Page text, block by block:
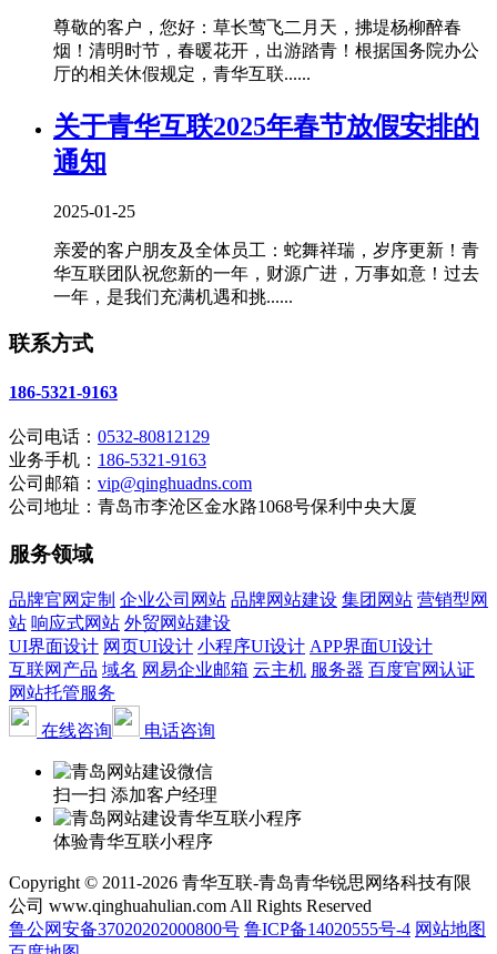
尊敬的客户，您好：草长莺飞二月天，拂堤杨柳醉春
烟！清明时节，春暖花开，出游踏青！根据国务院办公
厅的相关休假规定，青华互联......
关于青华互联2025年春节放假安排的
通知
2025-01-25
亲爱的客户朋友及全体员工：蛇舞祥瑞，岁序更新！青
华互联团队祝您新的一年，财源广进，万事如意！过去
一年，是我们充满机遇和挑......
联系方式
186-5321-9163
公司电话： 0532-80812129
业务手机： 186-5321-9163
公司邮箱： vip@qinghuadns.com
公司地址：青岛市李沧区金水路1068号保利中央大厦
服务领域
品牌官网定制 企业公司网站 品牌网站建设 集团网站 营销型网
站 响应式网站 外贸网站建设
UI界面设计 网页UI设计 小程序UI设计 APP界面UI设计
互联网产品 域名 网易企业邮箱 云主机 服务器 百度官网认证
网站托管服务
在线咨询
电话咨询
扫一扫 添加客户经理
体验青华互联小程序
Copyright © 2011-2026 青华互联-青岛青华锐思网络科技有限
公司 www.qinghuahulian.com All Rights Reserved
鲁公网安备37020202000800号 鲁ICP备14020555号-4 网站地图